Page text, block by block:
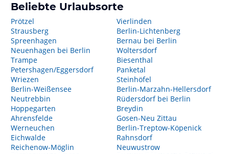
Beliebte Urlaubsorte
Prötzel
Strausberg
Spreenhagen
Neuenhagen bei Berlin
Trampe
Petershagen/Eggersdorf
Wriezen
Berlin-Weißensee
Neutrebbin
Hoppegarten
Ahrensfelde
Werneuchen
Eichwalde
Reichenow-Möglin
Vierlinden
Berlin-Lichtenberg
Bernau bei Berlin
Woltersdorf
Biesenthal
Panketal
Steinhöfel
Berlin-Marzahn-Hellersdorf
Rüdersdorf bei Berlin
Breydin
Gosen-Neu Zittau
Berlin-Treptow-Köpenick
Rahnsdorf
Neuwustrow